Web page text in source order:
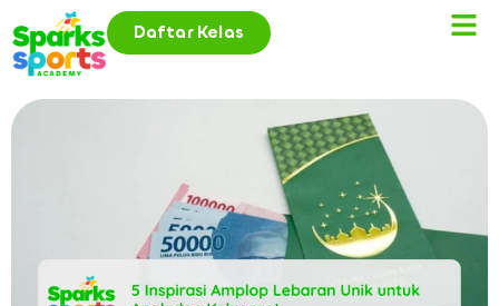
Daftar Kelas